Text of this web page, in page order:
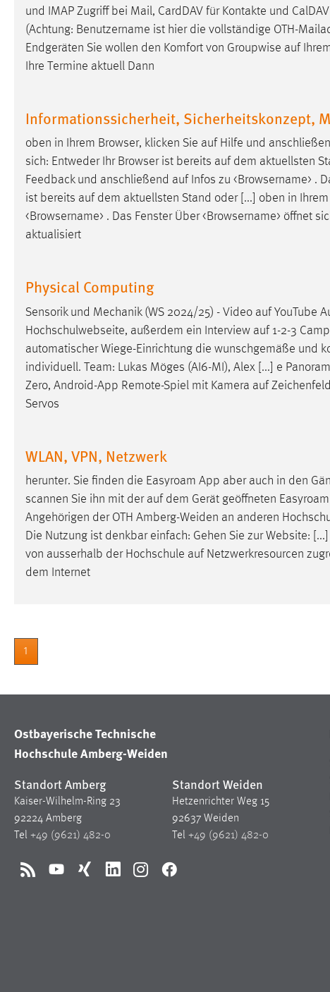
und IMAP Zugriff bei Mail, CardDAV für Kontakte und
(Achtung: Benutzername ist hier die vollständige OTH-
Endgeräten Sie wollen den Komfort von Groupwise auf
Ihre Termine aktuell Dann
Informationssicherheit, Sicherheitskonzept,
oben in Ihrem Browser, klicken Sie auf Hilfe und
sich: Entweder Ihr Browser ist bereits auf dem aktuellsten
Feedback und anschließend auf Infos zu <Browsername> .
ist bereits auf dem aktuellsten Stand oder [...] oben in
<Browsername> . Das Fenster Über <Browsername> öffnet
aktualisiert
Physical Computing
Sensorik und Mechanik (WS 2024/25) - Video aufYouTube
Hochschulwebseite, außerdem ein Interview auf1-2-3
automatischer Wiege-Einrichtung die wunschgemäße und
individuell. Team: Lukas Möges (AI6-MI), Alex [...] e
Zero, Android-App Remote-Spiel mit Kamera aufZeichenfeld
Servos
WLAN, VPN, Netzwerk
herunter. Sie finden die Easyroam App aber auch in den
scannen Sie ihn mit der aufdem Gerät geöffneten Easyroam
Angehörigen der OTH Amberg-Weiden an anderen
Die Nutzung ist denkbar einfach: Gehen Sie zur Website:
von ausserhalb der Hochschule aufNetzwerkresourcen
dem Internet
1
Ostbayerische Technische
Hochschule Amberg-Weiden
Standort Amberg
Kaiser-Wilhelm-Ring 23
92224 Amberg
Tel +49 (9621) 482-0
Standort Weiden
Hetzenrichter Weg 15
92637 Weiden
Tel +49 (9621) 482-0
RSS YouTubeXing LinkedInInstagramFacebook
Name: staticfilecache
Zweck:
Für performante Seitenauslieferung wird
in diesem Cookie gespeichert, ob man
eingeloggt ist.
Sprachpräferenz
Name: site-language-preference
Zweck:
Das Cookie speichert die gewählte
Sprache der Website.
Cookie Laufzeit:
Name:
mibew_locale, mibew-chat-frame-style-
5e9dbeb1811c0446
Zweck:
Wird benötigt um die Chatfunktion
nutzen zu können.
Cookie Laufzeit:
style-5e9dbeb1811c0446 =
Login
Name:
Zweck:
Dieser Cookie ist notwendig um sich an
der Website einloggen zu können.
Cookie Laufzeit: 24 Stunden
Name: _pk_ref, _pk_cvar, _pk_id, _pk_ses
Zweck: Zugriffsstatistik
Cookie Laufzeit: Max. 13 Monate
MARKETING
Marketing Cookies werden von Drittanbietern